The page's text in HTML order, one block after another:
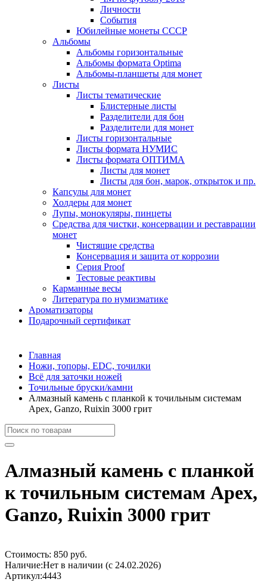
Личности
События
Юбилейные монеты СССР
Альбомы
Альбомы горизонтальные
Альбомы формата Optima
Альбомы-планшеты для монет
Листы
Листы тематические
Блистерные листы
Разделители для бон
Разделители для монет
Листы горизонтальные
Листы формата НУМИС
Листы формата ОПТИМА
Листы для монет
Листы для бон, марок, открыток и пр.
Капсулы для монет
Холдеры для монет
Лупы, монокуляры, пинцеты
Средства для чистки, консервации и реставрации
монет
Чистящие средства
Консервация и защита от коррозии
Серия Proof
Тестовые реактивы
Карманные весы
Литература по нумизматике
Ароматизаторы
Подарочный сертификат
Главная
Ножи, топоры, EDC, точилки
Всё для заточки ножей
Точильные бруски/камни
Алмазный камень с планкой к точильным системам
Apex, Ganzo, Ruixin 3000 грит
Алмазный камень с планкой
к точильным системам Apex,
Ganzo, Ruixin 3000 грит
Стоимость: 850 руб.
Наличие:Нет в наличии (с 24.02.2026)
Артикул:4443